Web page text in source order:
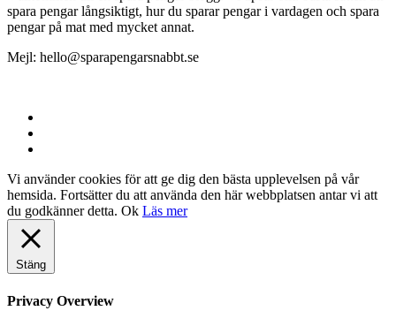
spara pengar långsiktigt, hur du sparar pengar i vardagen och spara
pengar på mat med mycket annat.
Mejl: hello@sparapengarsnabbt.se
Vi använder cookies för att ge dig den bästa upplevelsen på vår
hemsida. Fortsätter du att använda den här webbplatsen antar vi att
du godkänner detta. Ok Läs mer
Stäng
Privacy Overview